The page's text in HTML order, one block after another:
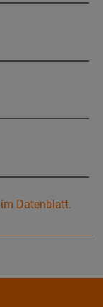
Datenblatt.